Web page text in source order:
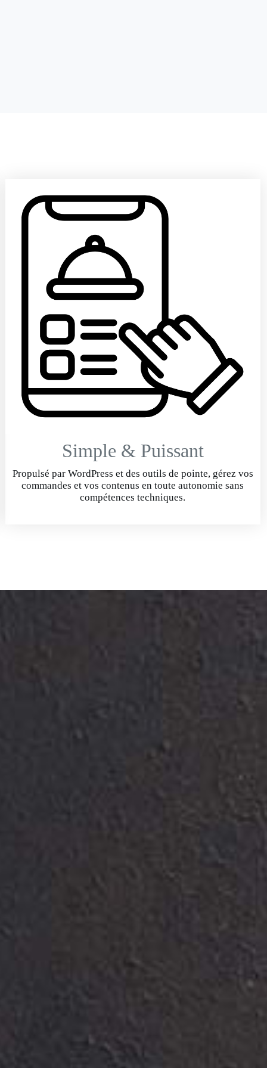
Simple & Puissant
Propulsé par WordPress et des outils de pointe, gérez vos
commandes et vos contenus en toute autonomie sans
compétences techniques.